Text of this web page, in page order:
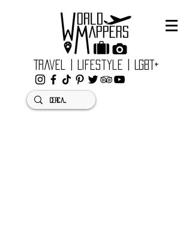
Travel | Lifestyle | LGBT+